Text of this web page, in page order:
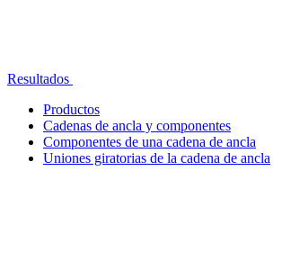
Resultados
Productos
Cadenas de ancla y componentes
Componentes de una cadena de ancla
Uniones giratorias de la cadena de ancla